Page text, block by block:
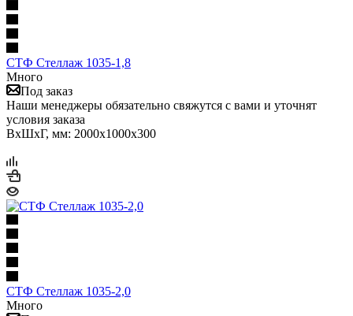
СТФ Стеллаж 1035-1,8
Много
Под заказ
Наши менеджеры обязательно свяжутся с вами и уточнят
условия заказа
ВхШхГ, мм: 2000x1000x300
СТФ Стеллаж 1035-2,0
Много